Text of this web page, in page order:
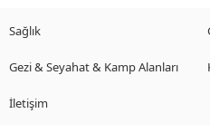
Sağlık
Gezi & Seyahat & Kamp Alanları
İletişim